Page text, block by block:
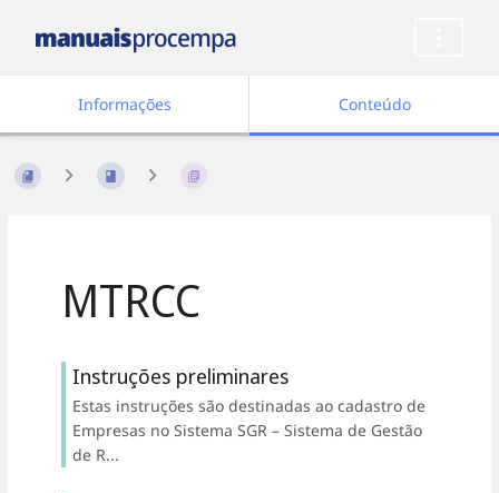
Informações Conteúdo
MTRCC
Instruções preliminares
Estas instruções são destinadas ao cadastro de
Empresas no Sistema SGR – Sistema de Gestão
de R...